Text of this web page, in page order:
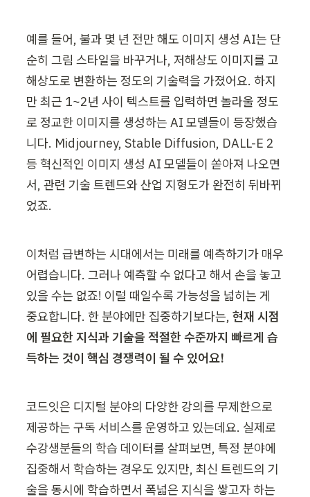
예를 들어, 불과 몇 년 전만 해도 이미지 생성 AI는 단
순히 그림 스타일을 바꾸거나, 저해상도 이미지를 고
해상도로 변환하는 정도의 기술력을 가졌어요. 하지
만 최근 1~2년 사이 텍스트를 입력하면 놀라울 정도
로 정교한 이미지를 생성하는 AI 모델들이 등장했습
니다. Midjourney, Stable Diffusion, DALL-E 2
등 혁신적인 이미지 생성 AI 모델들이 쏟아져 나오면
서, 관련 기술 트렌드와 산업 지형도가 완전히 뒤바뀌
었죠.
이처럼 급변하는 시대에서는 미래를 예측하기가 매우
어렵습니다. 그러나 예측할 수 없다고 해서 손을 놓고
있을 수는 없죠! 이럴 때일수록 가능성을 넓히는 게
중요합니다. 한 분야에만 집중하기보다는, 현재 시점
에 필요한 지식과 기술을 적절한 수준까지 빠르게 습
득하는 것이 핵심 경쟁력이 될 수 있어요!
코드잇은 디지털 분야의 다양한 강의를 무제한으로
제공하는 구독 서비스를 운영하고 있는데요. 실제로
수강생분들의 학습 데이터를 살펴보면, 특정 분야에
집중해서 학습하는 경우도 있지만, 최신 트렌드의 기
술을 동시에 학습하면서 폭넓은 지식을 쌓고자 하는